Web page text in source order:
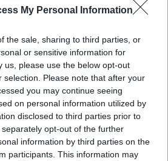
My Personal Information
the sale, sharing to third parties, or
or sensitive information for
us, please use the below opt-out
selection. Please note that after your
you may continue seeing
on personal information utilized by
disclosed to third parties prior to
opt-out of the further
information by third parties on the
participants. This information may
Τσαβδαρίδη με τον Υπουργό Αγρ.